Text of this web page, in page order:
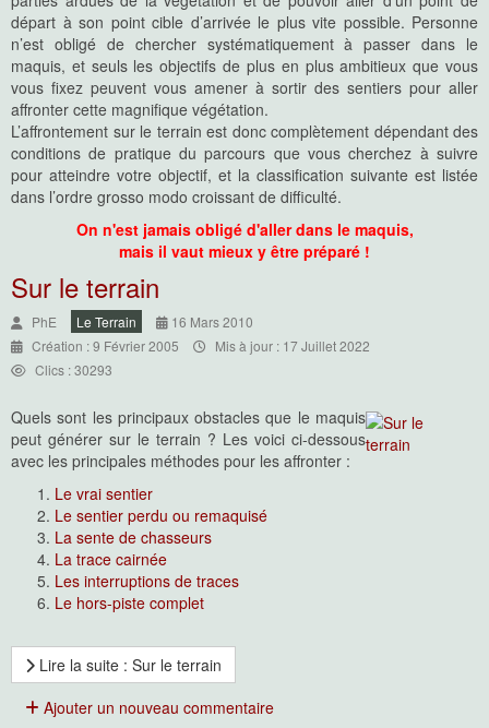
départ à son point cible d’arrivée le plus vite possible. Personne
n’est obligé de chercher systématiquement à passer dans le
maquis, et seuls les objectifs de plus en plus ambitieux que vous
vous fixez peuvent vous amener à sortir des sentiers pour aller
affronter cette magnifique végétation.
L’affrontement sur le terrain est donc complètement dépendant des
conditions de pratique du parcours que vous cherchez à suivre
pour atteindre votre objectif, et la classification suivante est listée
dans l’ordre grosso modo croissant de difficulté.
On n'est jamais obligé d'aller dans le maquis,
mais il vaut mieux y être préparé !
Sur le terrain
PhE Le Terrain
16 Mars 2010
Création : 9 Février 2005
Mis à jour : 17 Juillet 2022
Clics : 30293
Quels sont les principaux obstacles que le maquis
peut générer sur le terrain ? Les voici ci-dessous
avec les principales méthodes pour les affronter :
Le vrai sentier
Le sentier perdu ou remaquisé
La sente de chasseurs
La trace cairnée
Les interruptions de traces
Le hors-piste complet
Lire la suite : Sur le terrain
Ajouter un nouveau commentaire